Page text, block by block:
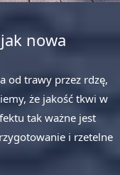
nowa
od trawy przez rdzę,
że jakość tkwi w
tak ważne jest
i rzetelne